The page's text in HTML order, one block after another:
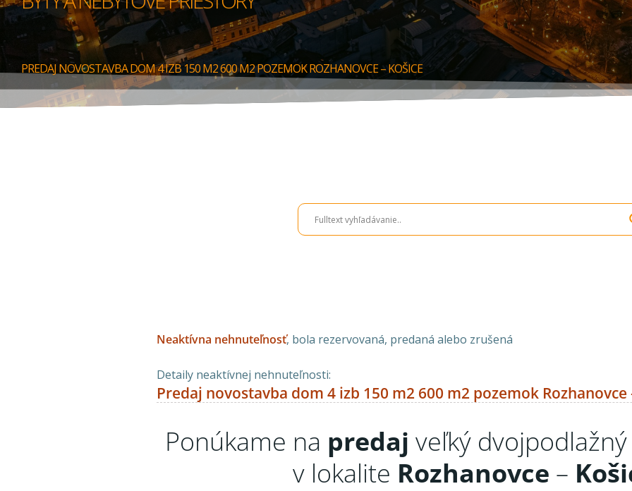
PREDAJ NOVOSTAVBA DOM 4 IZB 150 M2 600 M2 POZEMOK ROZHANOVCE – KOŠICE
Neaktívna nehnuteľnosť, bola rezervovaná, predaná alebo zrušená
Detaily neaktívnej nehnuteľnosti:
Predaj novostavba dom 4 izb 150 m2 600 m2 pozemok Rozhanovce
Ponúkame na predaj veľký
v lokalite Rozhanovce –